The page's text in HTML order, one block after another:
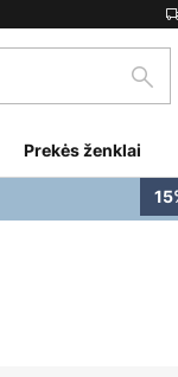
Prekės ženklai